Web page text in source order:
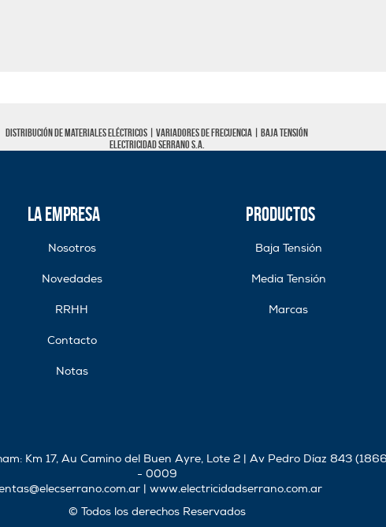
Distribución de materiales eléctricos | Variadores de frecuencia | Baja tensión
Electricidad Serrano S.A.
La Empresa
Nosotros
Novedades
RRHH
Contacto
Notas
Productos
Baja Tensión
Media Tensión
Marcas
Km 17, Au Camino del Buen Ayre, Lote 2 | Av Pedro Díaz 843
- 0009
| www.electricidadserrano.com.ar
© Todos los derechos Reservados